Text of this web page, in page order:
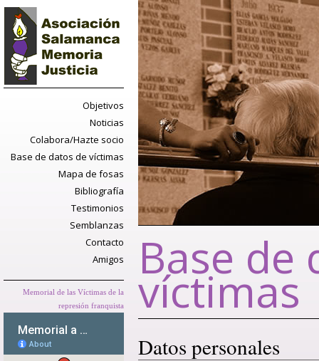
Objetivos
Noticias
Colabora/Hazte socio
Base de datos de víctimas
Mapa de fosas
Bibliografía
Testimonios
Semblanzas
Contacto
Amigos
Memorial de las Víctimas de la
represión franquista
Base de
víctimas
Datos personales